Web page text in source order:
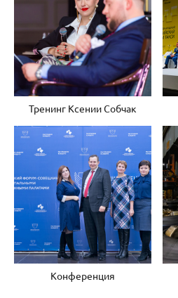
Тренинг Ксении Собчак
Конференция